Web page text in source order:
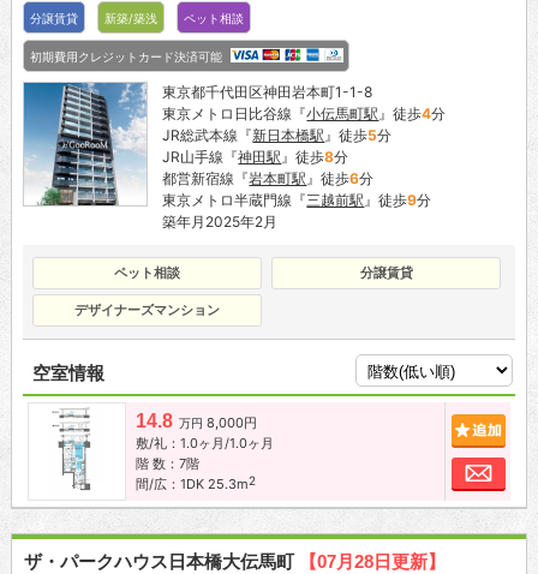
分譲賃貸 新築/築浅 ペット相談
初期費用クレジットカード決済可能
東京都千代田区神田岩本町1-1-8
東京メトロ日比谷線『小伝馬町駅 』徒歩4分
JR総武本線『新日本橋駅 』徒歩5分
JR山手線『神田駅 』徒歩8分
都営新宿線『岩本町駅 』徒歩6分
東京メトロ半蔵門線『三越前駅 』徒歩9分
築年月2025年2月
ペット相談 分譲賃貸
デザイナーズマンション
空室情報
14.8 万円 8,000円
敷/礼：1.0ヶ月/1.0ヶ月
階 数：7階
間/広：1DK 25.3m2
お
ザ・パークハウス日本橋大伝馬町 【07月28日更新】